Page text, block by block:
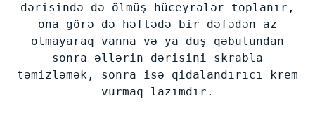
dərisində də ölmüş hüceyrələr toplanır,
ona görə də həftədə bir dəfədən az
olmayaraq vanna və ya duş qəbulundan
sonra əllərin dərisini skrabla
təmizləmək, sonra isə qidalandırıcı krem
vurmaq lazımdır.